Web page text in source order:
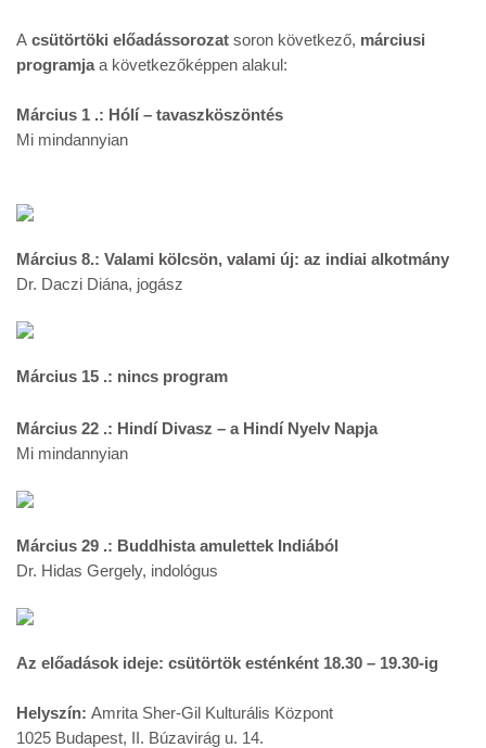
A csütörtöki előadássorozat soron következő, márciusi
programjaa következőképpen alakul:
Március 1 .: Hólí – tavaszköszöntés
Mi mindannyian
Március 8.: Valami kölcsön, valami új: az indiai alkotmány
Dr. Daczi Diána, jogász
Március 15 .: nincs program
Március 22 .: Hindí Divasz – a Hindí Nyelv Napja
Mi mindannyian
Március 29 .: Buddhista amulettek Indiából
Dr. Hidas Gergely, indológus
Az előadások ideje: csütörtök esténként 18.30 – 19.30-ig
Helyszín: Amrita Sher-Gil Kulturális Központ
1025 Budapest, II. Búzavirág u. 14.